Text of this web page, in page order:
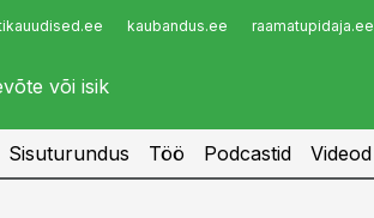
kaubandus.ee raamatupidaja.ee
Infopank
Sisuturundus Töö Podcastid Videod